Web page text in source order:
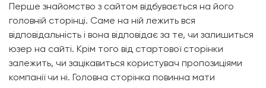
Перше знайомство з сайтом відбувається на його
головній сторінці. Саме на ній лежить вся
відповідальність і вона відповідає за те, чи залишиться
юзер на сайті. Крім того від стартової сторінки
залежить, чи зацікавиться користувач пропозиціями
компанії чи ні. Головна сторінка повинна мати